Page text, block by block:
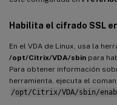
Habilita el cifrado SSL
En el VDA de Linux, usa la
/opt/Citrix/VDA/sbin para
Para obtener información
herramienta, ejecuta el
/opt/Citrix/VDA/sbin/